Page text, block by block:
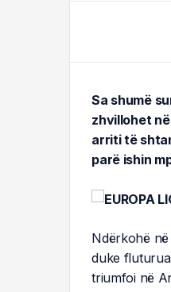
Sa shumë
zhvillohet
arriti të
parë ishin
Ndërkohë
duke
triumfoi në